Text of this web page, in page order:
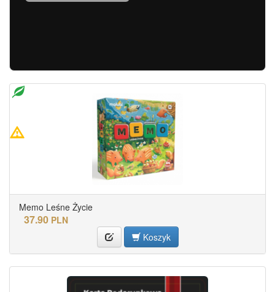
Memo Leśne Życie
37.90 PLN
Koszyk